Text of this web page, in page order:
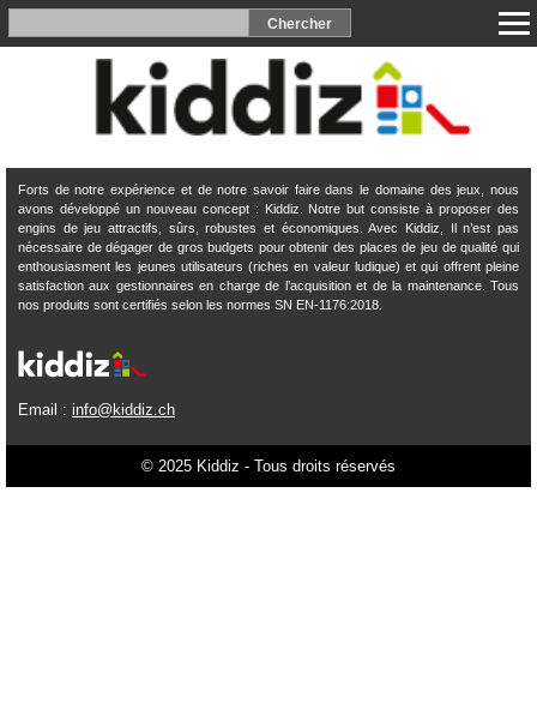
Forts de notre expérience et de notre savoir faire dans le domaine des jeux, nous
avons développé un nouveau concept : Kiddiz. Notre but consiste à proposer des
engins de jeu attractifs, sûrs, robustes et économiques. Avec Kiddiz, Il n’est pas
nécessaire de dégager de gros budgets pour obtenir des places de jeu de qualité qui
enthousiasment les jeunes utilisateurs (riches en valeur ludique) et qui offrent pleine
satisfaction aux gestionnaires en charge de l’acquisition et de la maintenance. Tous
nos produits sont certifiés selon les normes SN EN-1176:2018.
Email : info@kiddiz.ch
© 2025 Kiddiz - Tous droits réservés